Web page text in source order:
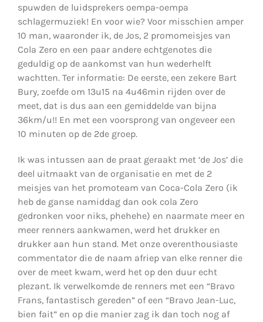
spuwden de luidsprekers oempa-oempa
schlagermuziek! En voor wie? Voor misschien amper
10 man, waaronder ik, de Jos, 2 promomeisjes van
Cola Zero en een paar andere echtgenotes die
geduldig op de aankomst van hun wederhelft
wachtten. Ter informatie: De eerste, een zekere Bart
Bury, zoefde om 13u15 na 4u46min rijden over de
meet, dat is dus aan een gemiddelde van bijna
36km/u!! En met een voorsprong van ongeveer een
10 minuten op de 2de groep.
Ik was intussen aan de praat geraakt met ‘de Jos’ die
deel uitmaakt van de organisatie en met de 2
meisjes van het promoteam van Coca-Cola Zero (ik
heb de ganse namiddag dan ook cola Zero
gedronken voor niks, phehehe) en naarmate meer en
meer renners aankwamen, werd het drukker en
drukker aan hun stand. Met onze overenthousiaste
commentator die de naam afriep van elke renner die
over de meet kwam, werd het op den duur echt
plezant. Ik verwelkomde de renners met een “Bravo
Frans, fantastisch gereden” of een “Bravo Jean-Luc,
bien fait” en op die manier zag ik dan toch nog af